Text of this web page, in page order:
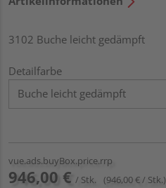
3102 Buche leicht gedämpft
Detailfarbe
vue.ads.buyBox.price.rrp
946,00 € / Stk. (946,00 € / Stk.)